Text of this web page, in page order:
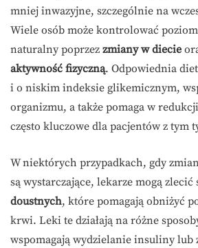
mniej inwazyjne, szczególnie na
Wiele osób może kontrolować
naturalny poprzez zmiany w diecie
aktywność fizyczną. Odpowiednia
i o niskim indeksie glikemicznym,
organizmu, a także pomaga w
często kluczowe dla pacjentów z tym
W niektórych przypadkach, gdy
są wystarczające, lekarze mogą zlecić
doustnych, które pomagają obniżyć
krwi. Leki te działają na różne
wspomagają wydzielanie insuliny lub